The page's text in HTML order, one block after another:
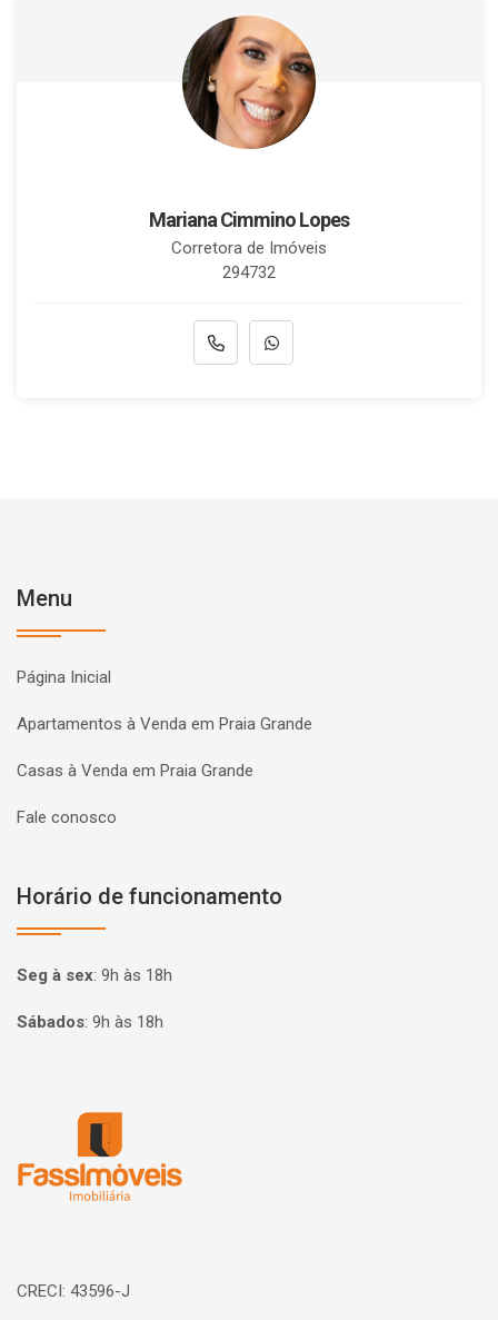
Mariana Cimmino Lopes
Corretora de Imóveis
294732
Menu
Página Inicial
Apartamentos à Venda em Praia Grande
Casas à Venda em Praia Grande
Fale conosco
Horário de funcionamento
Seg à sex: 9h às 18h
Sábados: 9h às 18h
CRECI: 43596-J